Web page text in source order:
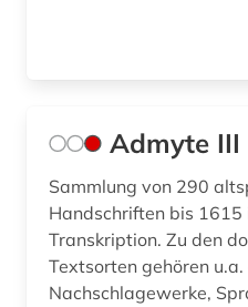
digitalisat (1)
digitalisierung (1)
discovery service (1)
Admyte III
Sammlung von 290
Handschriften bis 1615
Transkription. Zu den
Textsorten gehören
Nachschlagewerke,